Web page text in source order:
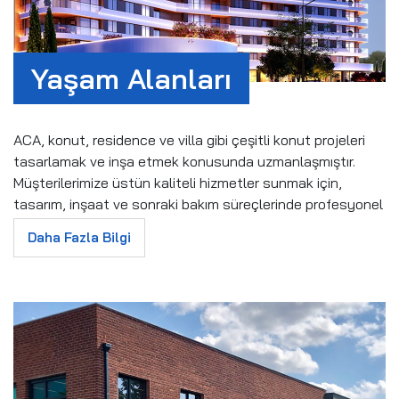
YAPILARI
Yaşam Alanları
ACA, konut, residence ve villa gibi çeşitli konut projeleri
tasarlamak ve inşa etmek konusunda uzmanlaşmıştır.
Müşterilerimize üstün kaliteli hizmetler sunmak için,
tasarım, inşaat ve sonraki bakım süreçlerinde profesyonel
Konut projelerimiz, farklı bütçe ve ihtiyaçlara uygun olarak
tasarlanmıştır. Hem modern hem de klasik stillerde evler
sunuyoruz. Tasarımlarımızda, yaşam alanlarına ve
fonksiyonelliğe öncelik veriyoruz. Müşterilerimizin
özelleştirilmiş tasarımlarına da uyum sağlıyoruz. Kaliteli
Daha Fazla Bilgi